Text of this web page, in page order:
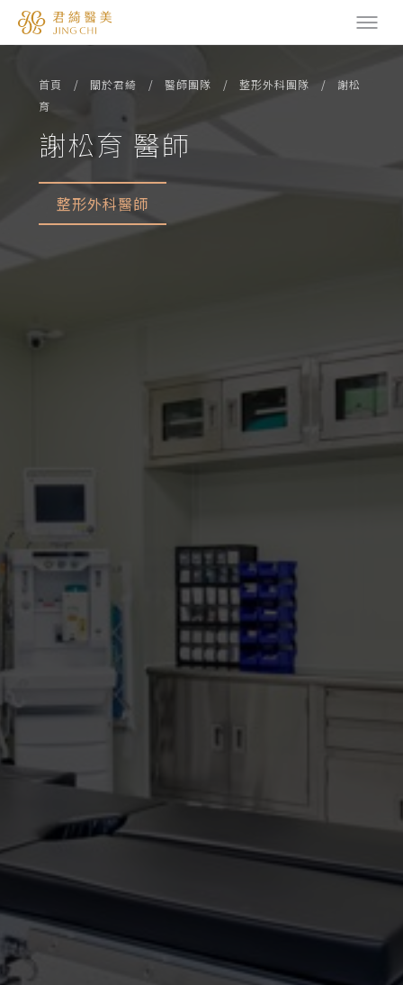
首頁 關於君綺 醫師團隊 整形外科團隊
謝松
育
謝松育 醫師
整形外科醫師